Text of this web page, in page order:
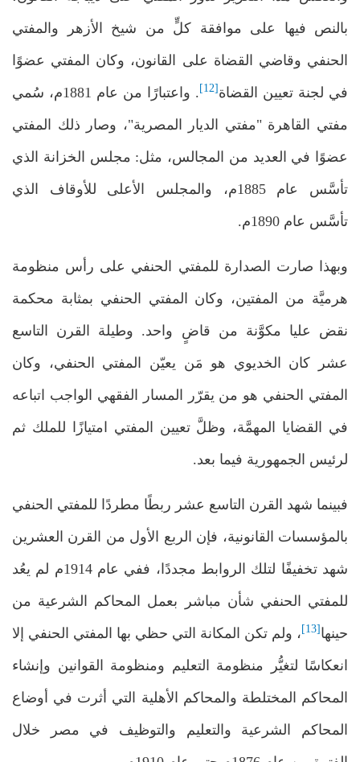
بالنص فيها على موافقة كلٍّ من شيخ الأزهر والمفتي
الحنفي وقاضي القضاة على القانون، وكان المفتي عضوًا
في لجنة تعيين القضاة [12]
. واعتبارًا من عام 1881م، سُمي
مفتي القاهرة "مفتي الديار المصرية"، وصار ذلك المفتي
عضوًا في العديد من المجالس، مثل: مجلس الخزانة الذي
تأسَّس عام 1885م، والمجلس الأعلى للأوقاف الذي
تأسَّس عام 1890م.
وبهذا صارت الصدارة للمفتي الحنفي على رأس منظومة
هرميَّة من المفتين، وكان المفتي الحنفي بمثابة محكمة
نقض عليا مكوَّنة من قاضٍ واحد. وطيلة القرن التاسع
عشر كان الخديوي هو مَن يعيّن المفتي الحنفي، وكان
المفتي الحنفي هو من يقرّر المسار الفقهي الواجب اتباعه
في القضايا المهمَّة، وظلَّ تعيين المفتي امتيازًا للملك ثم
لرئيس الجمهورية فيما بعد.
فبينما شهد القرن التاسع عشر ربطًا مطردًا للمفتي الحنفي
بالمؤسسات القانونية، فإن الربع الأول من القرن العشرين
شهد تخفيفًا لتلك الروابط مجددًا، ففي عام 1914م لم يعُد
للمفتي الحنفي شأن مباشر بعمل المحاكم الشرعية من
حينها [13]
، ولم تكن المكانة التي حظي بها المفتي الحنفي إلا
انعكاسًا لتغيُّر منظومة التعليم ومنظومة القوانين وإنشاء
المحاكم المختلطة والمحاكم الأهلية التي أثرت في أوضاع
المحاكم الشرعية والتعليم والتوظيف في مصر خلال